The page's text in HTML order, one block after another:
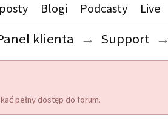
Blogi Podcasty Live
klienta → Support →
pełny dostęp do forum.